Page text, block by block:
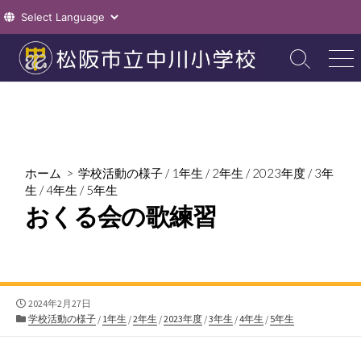
テ
検
索
メ
ニ
ホーム > 学校活動の様子 / 1年生 /2年生 /2023年度 /3年
生 /4年生 /5年生
おくる会の歌練習
公
開
2024年2月27日
カ
学校活動の様子 / 1年生 /2年生 /2023年度 /3年生 /4年生 / 5年生